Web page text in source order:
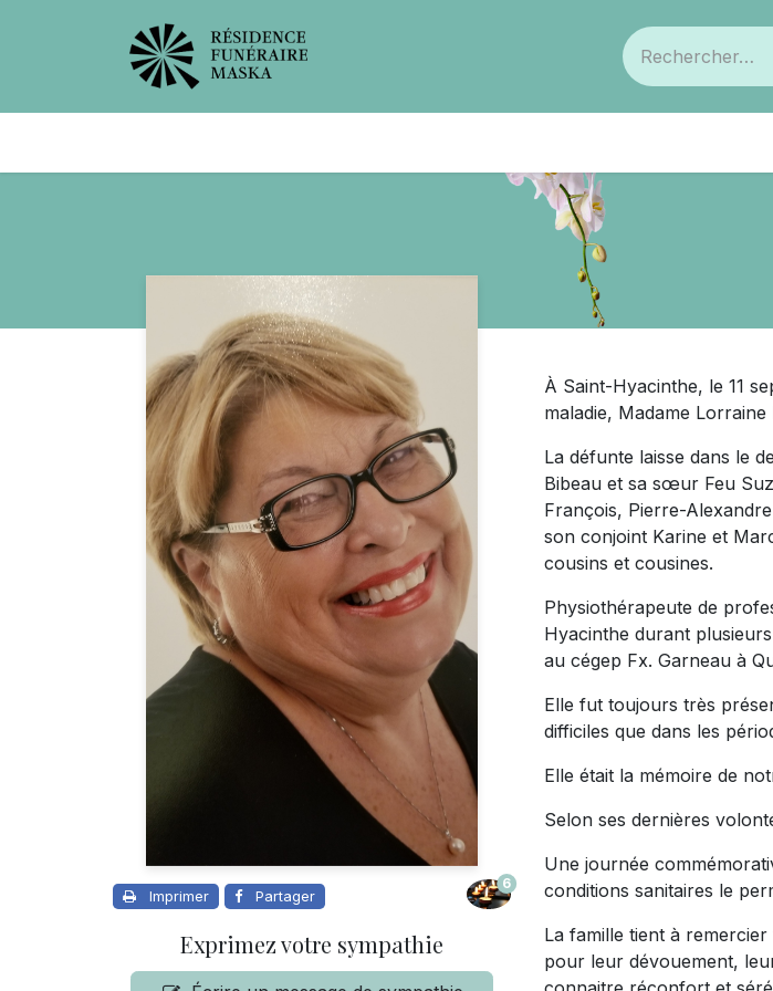
Imprimer Partager
6
Exprimez votre sympathie
À Saint-Hyacinthe, le 11
maladie, Madame
La défunte laisse dans le
Bibeau et sa sœur Feu
François, Pierre-
son conjoint Karine et
cousins et cousines.
Physiothérapeute de
Hyacinthe durant
au cégep Fx. Garneau à
Elle fut toujours très
difficiles que dans les
Elle était la mémoire de
Selon ses dernières
Une journée
conditions sanitaires le
La famille tient à
pour leur dévouement,